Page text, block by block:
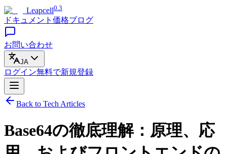
Leapcell0.3
ドキュメント 価格ブログ
お問い合わせ
JA
ログイン無料で新規登録
Back to Tech Articles
Base64の徹底理解：原理、応